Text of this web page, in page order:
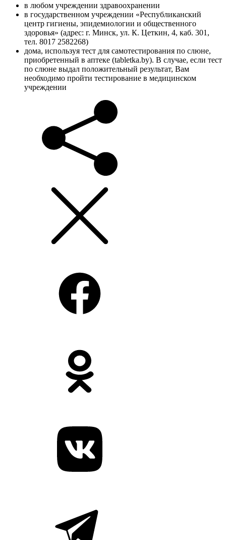
в любом учреждении здравоохранении
в государственном учреждении «Республиканский
центр гигиены, эпидемиологии и общественного
здоровья» (адрес: г. Минск, ул. К. Цеткин, 4, каб. 301,
тел. 8017 2582268)
дома, используя тест для самотестирования по слюне,
приобретенный в аптеке (tabletka.by). В случае, если тест
по слюне выдал положительный результат, Вам
необходимо пройти тестирование в медицинском
учреждении